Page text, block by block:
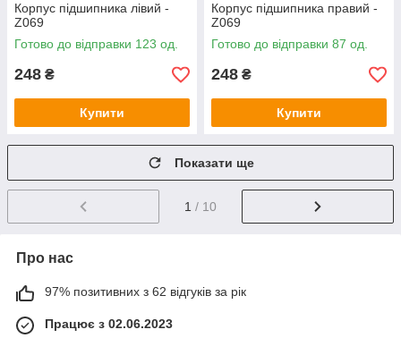
Корпус підшипника лівий -
Z069
Готово до відправки 123 од.
248 ₴
Купити
Корпус підшипника правий -
Z069
Готово до відправки 87 од.
248 ₴
Купити
Показати ще
1 / 10
Про нас
97% позитивних з 62 відгуків за рік
Працює з 02.06.2023